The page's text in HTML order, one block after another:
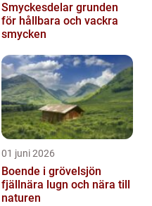
Smyckesdelar grunden
för hållbara och vackra
smycken
01 juni 2026
Boende i grövelsjön
fjällnära lugn och nära till
naturen